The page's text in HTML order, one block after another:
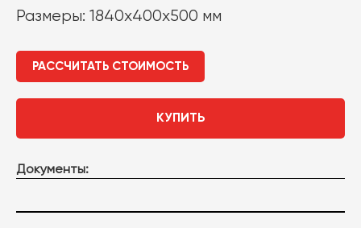
Размеры: 1840х400х500 мм
РАССЧИТАТЬ СТОИМОСТЬ
КУПИТЬ
Документы: